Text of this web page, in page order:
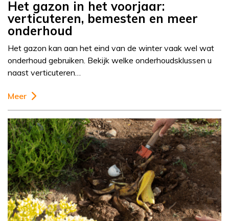
Het gazon in het voorjaar:
verticuteren, bemesten en meer
onderhoud
Het gazon kan aan het eind van de winter vaak wel wat
onderhoud gebruiken. Bekijk welke onderhoudsklussen u
naast verticuteren…
Meer